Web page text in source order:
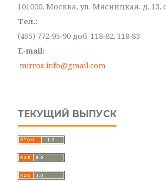
101000, Москва, ул. Мясницкая, д. 13,
Тел.:
(495) 772-95-90 доб. 118-82, 118-83
E-mail:
mirros.info@gmail.com
ТЕКУЩИЙ ВЫПУСК